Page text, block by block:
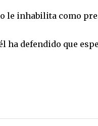
le inhabilita como
ha defendido que